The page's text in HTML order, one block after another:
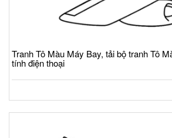
Tranh Tô Màu Máy Bay, tải bộ tranh Tô
tính điện thoại